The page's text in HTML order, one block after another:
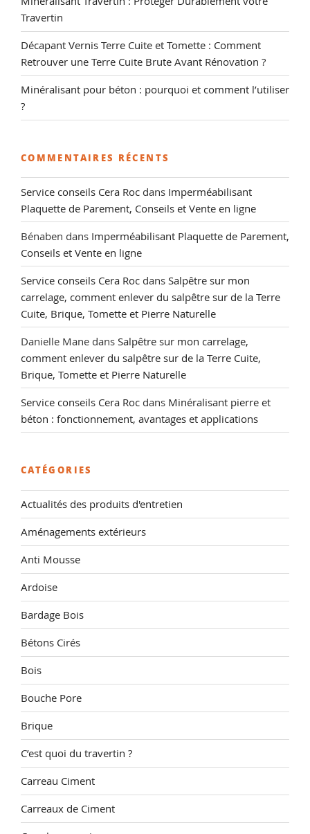
Travertin
Décapant Vernis Terre Cuite et Tomette : Comment
Retrouver une Terre Cuite Brute Avant Rénovation ?
Minéralisant pour béton : pourquoi et comment l’utiliser
?
COMMENTAIRES RÉCENTS
Service conseils Cera Roc dans Imperméabilisant
Plaquette de Parement, Conseils et Vente en ligne
Bénaben dans Imperméabilisant Plaquette de Parement,
Conseils et Vente en ligne
Service conseils Cera Roc dans Salpêtre sur mon
carrelage, comment enlever du salpêtre sur de la Terre
Cuite, Brique, Tomette et Pierre Naturelle
Danielle Mane dans Salpêtre sur mon carrelage,
comment enlever du salpêtre sur de la Terre Cuite,
Brique, Tomette et Pierre Naturelle
Service conseils Cera Roc dans Minéralisant pierre et
béton : fonctionnement, avantages et applications
CATÉGORIES
Actualités des produits d'entretien
Aménagements extérieurs
Anti Mousse
Ardoise
Bardage Bois
Bétons Cirés
Bois
Bouche Pore
Brique
C’est quoi du travertin ?
Carreau Ciment
Carreaux de Ciment